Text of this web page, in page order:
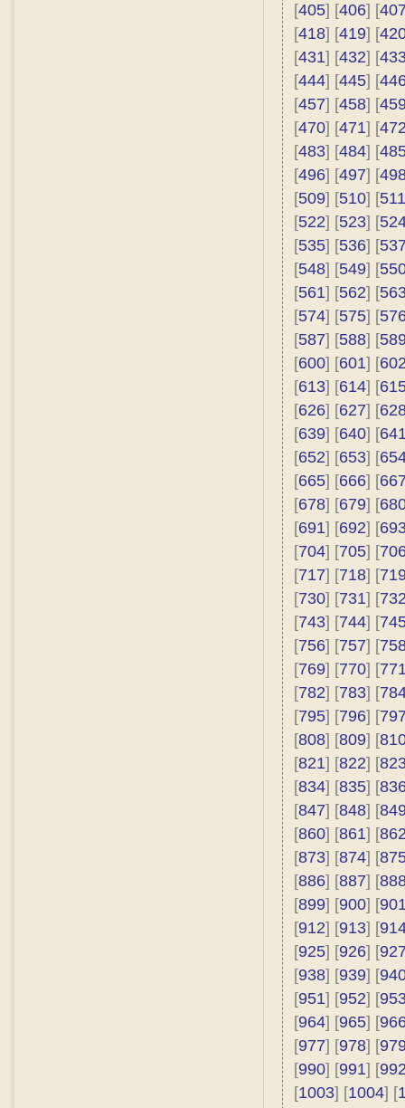
[405] [406] [
[418] [419] [
[431] [432] [
[444] [445] [
[457] [458] [
[470] [471] [
[483] [484] [
[496] [497] [
[509] [510] [511
[522] [523] [
[535] [536] [
[548] [549] [
[561] [562] [
[574] [575] [
[587] [588] [
[600] [601] [
[613] [614] [
[626] [627] [
[639] [640] [
[652] [653] [
[665] [666] [
[678] [679] [
[691] [692] [
[704] [705] [
[717] [718] [
[730] [731] [
[743] [744] [
[756] [757] [
[769] [770] [
[782] [783] [
[795] [796] [
[808] [809] [
[821] [822] [
[834] [835] [
[847] [848] [
[860] [861] [
[873] [874] [
[886] [887] [
[899] [900] [
[912] [913] [
[925] [926] [
[938] [939] [
[951] [952] [
[964] [965] [
[977] [978] [
[990] [991] [
[1003] [1004] [